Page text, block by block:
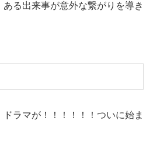
る出来事が意外な繋がりを導き
ラマが！！！！！！ついに始ま